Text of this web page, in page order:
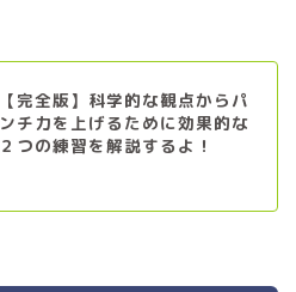
【完全版】科学的な観点からパ
ンチ力を上げるために効果的な
２つの練習を解説するよ！